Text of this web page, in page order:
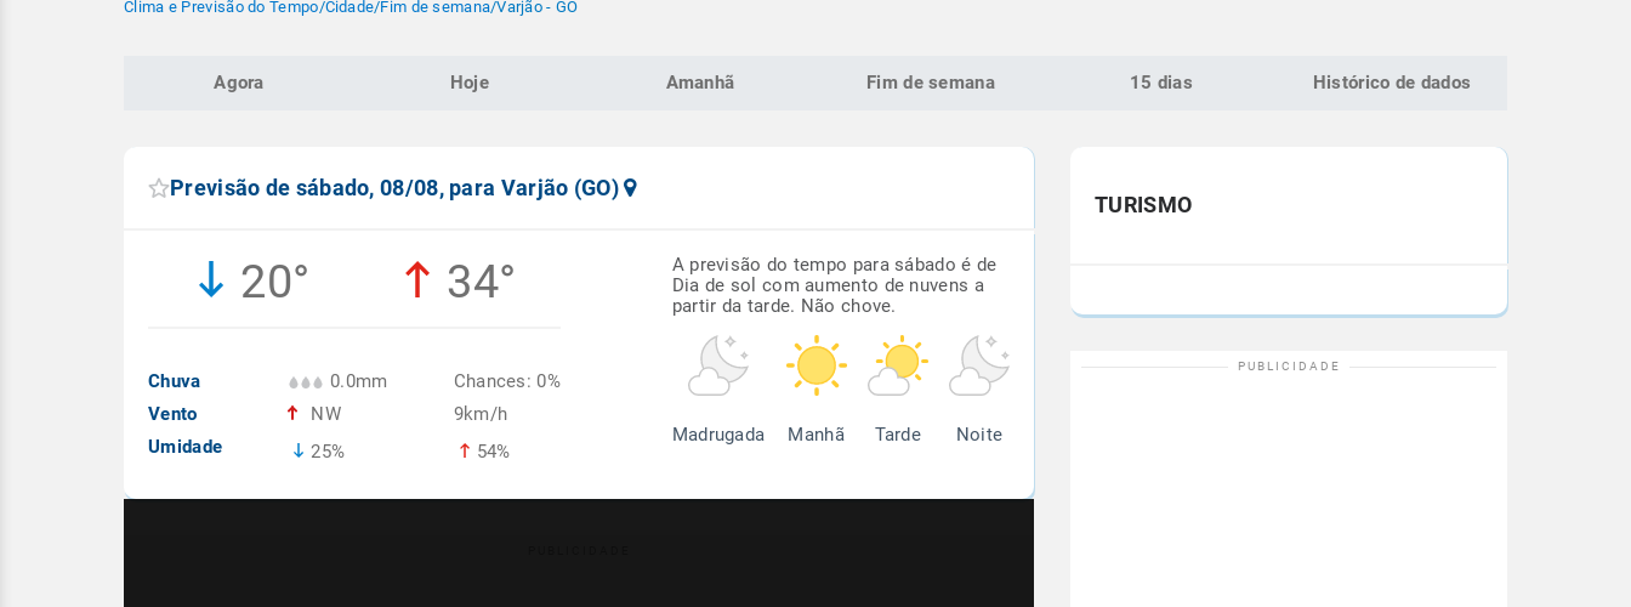
Clima e Previsão do Tempo/Cidade/Fim de semana/Varjão - GO
Agora Hoje Amanhã Fim de semana 15 dias Histórico de dados
Previsão de sábado, 08/08, para Varjão (GO)
20° 34°
Chuva
Vento
Umidade
0.0mm
NW
25%
Chances: 0%
9km/h
54%
A previsão do tempo para sábado é de
Dia de sol com aumento de nuvens a
partir da tarde. Não chove.
Madrugada Manhã Tarde Noite
TURISMO